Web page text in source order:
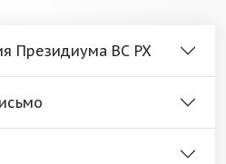
Президиума ВС РХ